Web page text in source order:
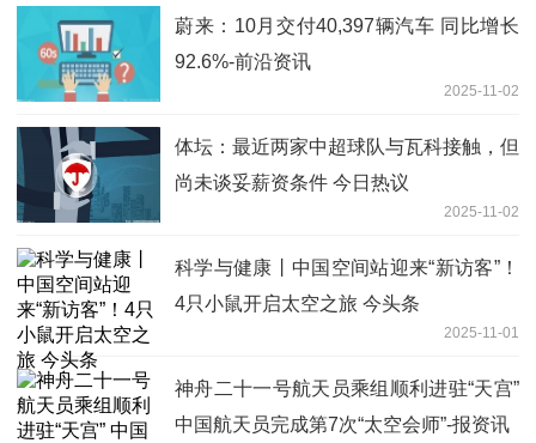
蔚来：10月交付40,397辆汽车 同比增长
92.6%-前沿资讯
2025-11-02
体坛：最近两家中超球队与瓦科接触，但
尚未谈妥薪资条件 今日热议
2025-11-02
科学与健康丨中国空间站迎来“新访客”！
4只小鼠开启太空之旅 今头条
2025-11-01
神舟二十一号航天员乘组顺利进驻“天宫”
中国航天员完成第7次“太空会师”-报资讯